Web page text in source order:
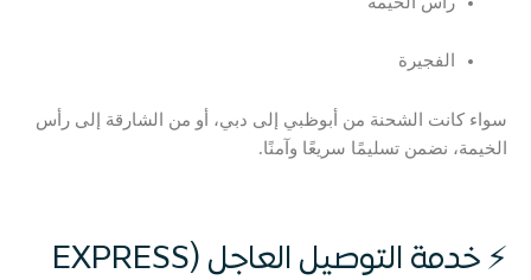
الفجيرة
سواء كانت الشحنة من أبوظبي إلى دبي، أو من الشارقة إلى رأس
الخيمة، نضمن تسليمًا سريعًا وآمنًا.
⚡ خدمة التوصيل العاجل (EXPRESS